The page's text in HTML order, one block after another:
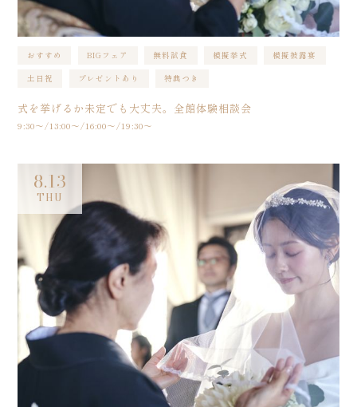
おすすめ BIGフェア 無料試食 模擬挙式 模擬披露宴
土日祝 プレゼントあり 特典つき
式を挙げるか未定でも大丈夫。全館体験相談会
9:30〜/13:00〜/16:00〜/19:30〜
8.13
THU